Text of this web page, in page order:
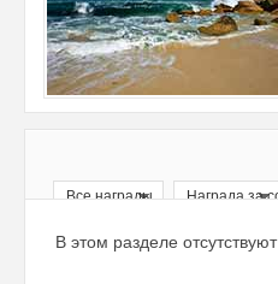
Все награды
Награда за
В этом разделе